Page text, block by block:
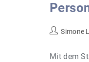
Beitrags-
Simone
Mit dem